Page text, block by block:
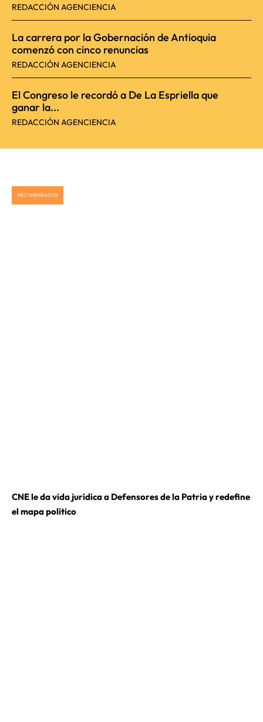
REDACCIÓN AGENCIENCIA
La carrera por la Gobernación de Antioquia
comenzó con cinco renuncias
REDACCIÓN AGENCIENCIA
El Congreso le recordó a De La Espriella que
ganar la...
REDACCIÓN AGENCIENCIA
RECOMENDADOS
CNE le da vida jurídica a Defensores de la Patria y redefine
el mapa político